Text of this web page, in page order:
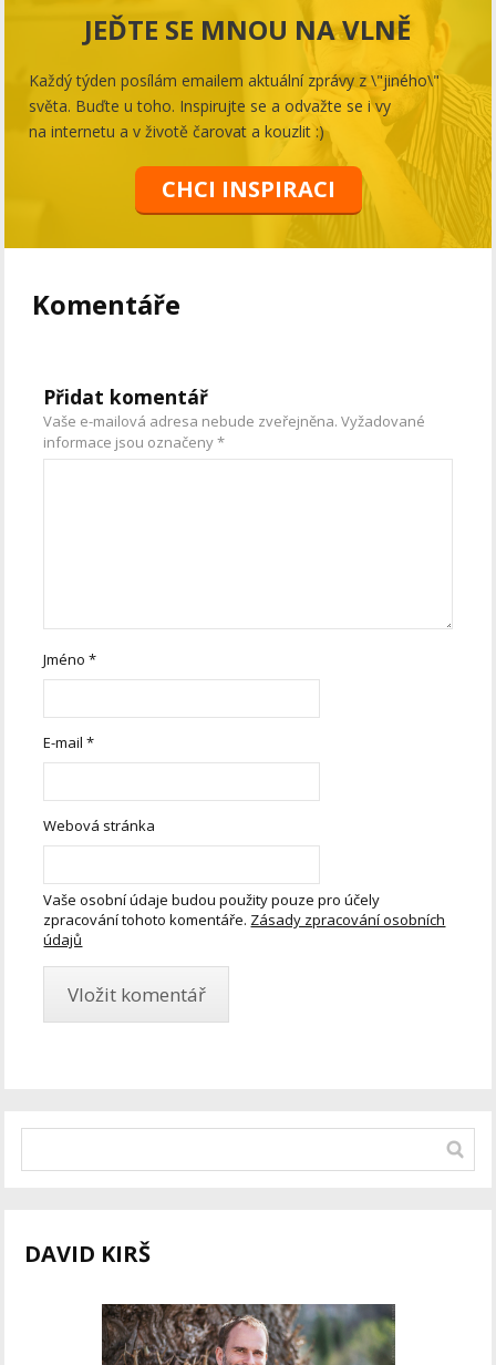
JEĎTE SE MNOU NA VLNĚ
Každý týden posílám emailem aktuální zprávy z \"jiného\"
světa. Buďte u toho. Inspirujte se a odvažte se i vy
na internetu a v životě čarovat a kouzlit :)
CHCI INSPIRACI
Komentáře
Přidat komentář
Vaše e-mailová adresa nebude zveřejněna. Vyžadované
informace jsou označeny*
Jméno*
E-mail*
Webová stránka
Vaše osobní údaje budou použity pouze pro účely
zpracování tohoto komentáře. Zásady zpracování osobních
údajů
DAVID KIRŠ